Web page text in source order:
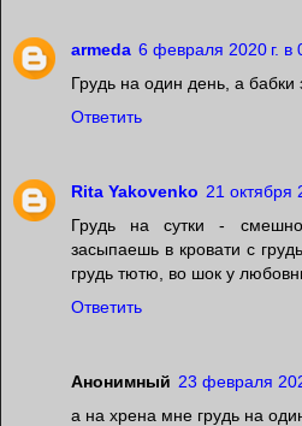
armeda 6 февраля 2020 г. в
Грудь на один день, а бабки
Ответить
Rita Yakovenko 21 октября
Грудь на сутки -
засыпаешь в кровати с
грудь тютю, во шок у
Ответить
Анонимный 23 февраля
а на хрена мне грудь на